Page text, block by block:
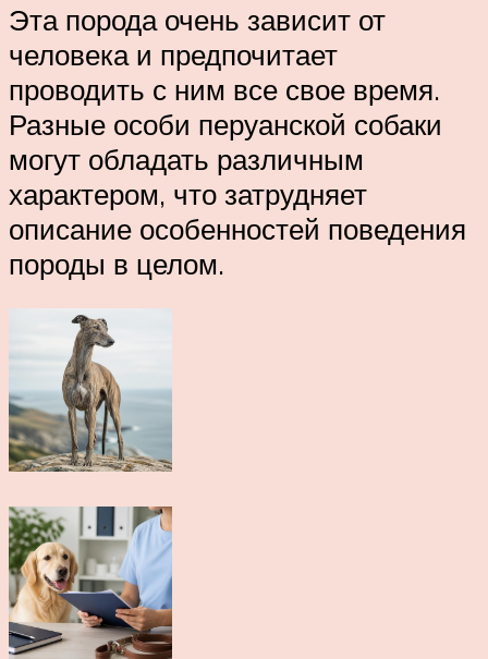
Эта порода очень зависит от
человека и предпочитает
проводить с ним все свое время.
Разные особи перуанской собаки
могут обладать различным
характером, что затрудняет
описание особенностей поведения
породы в целом.